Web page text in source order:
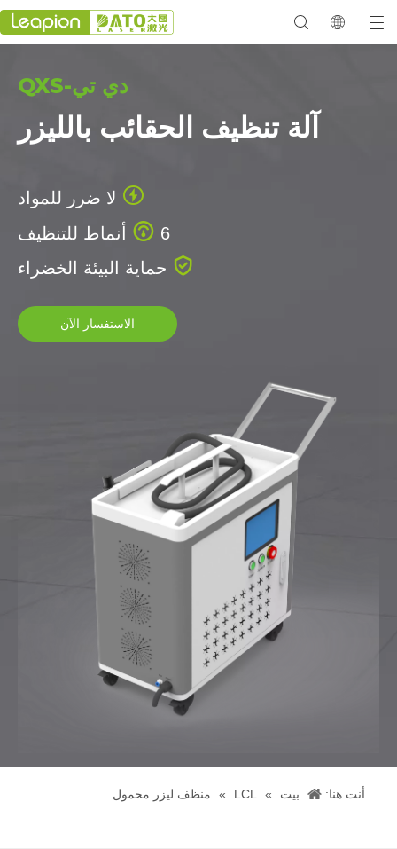
دي تي-QXS
آلة تنظيف الحقائب بالليزر
 لا ضرر للمواد
 6 أنماط للتنظيف
 حماية البيئة الخضراء
الاستفسار الآن
أنت هنا: بيت »
LCL
» منظف ​​ليزر محمول